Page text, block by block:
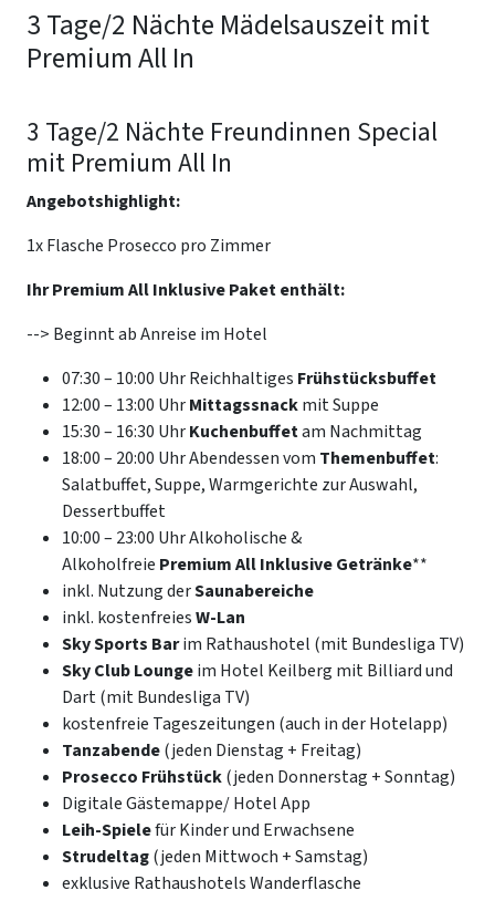
3 Tage/2 Nächte Mädelsauszeit mit
Premium All In
3 Tage/2 Nächte Freundinnen Special
mit Premium All In
Angebotshighlight:
1x Flasche Prosecco pro Zimmer
Ihr Premium All Inklusive Paket enthält:
--> Beginnt ab Anreise im Hotel
07:30 – 10:00 Uhr Reichhaltiges Frühstücksbuffet
12:00 – 13:00 UhrMittagssnackmit Suppe
15:30 – 16:30 UhrKuchenbuffetam Nachmittag
18:00 – 20:00 Uhr Abendessen vom Themenbuffet:
Salatbuffet, Suppe, Warmgerichte zur Auswahl,
Dessertbuffet
10:00 – 23:00 Uhr Alkoholische &
Alkoholfreie Premium All Inklusive Getränke**
inkl. Nutzung derSaunabereiche
inkl. kostenfreiesW-Lan
Sky Sports Barim Rathaushotel (mit Bundesliga TV)
Sky Club Loungeim Hotel Keilberg mit Billiard und
Dart (mit Bundesliga TV)
kostenfreie Tageszeitungen (auch in der Hotelapp)
Tanzabende(jeden Dienstag + Freitag)
Prosecco Frühstück(jeden Donnerstag + Sonntag)
Digitale Gästemappe/ Hotel App
Leih-Spielefür Kinder und Erwachsene
Strudeltag(jeden Mittwoch + Samstag)
exklusive Rathaushotels Wanderflasche